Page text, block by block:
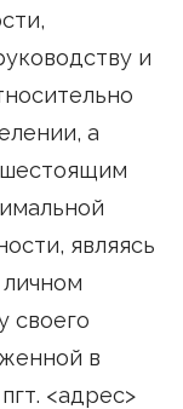
и
а
являясь
своего
в
<адрес>